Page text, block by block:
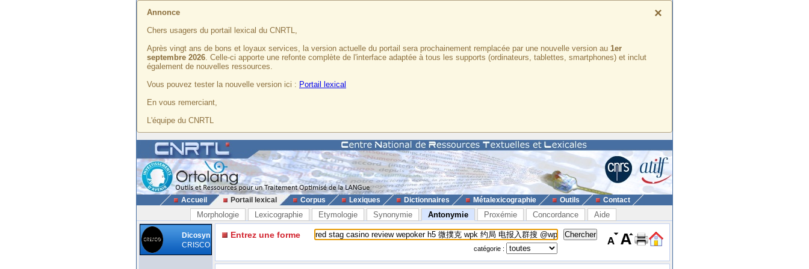
×
Annonce
Chers usagers du portail lexical du CNRTL,
Après vingt ans de bons et loyaux services, la version actuelle du portail sera prochainement remplacée par une nouvelle version au 1er
septembre 2026. Celle-ci apporte une refonte complète de l'interface adaptée à tous les supports (ordinateurs, tablettes, smartphones) et inclut
également de nouvelles ressources.
Vous pouvez tester la nouvelle version ici : Portail lexical
En vous remerciant,
L'équipe du CNRTL
Accueil Portail lexical Corpus Lexiques Dictionnaires Métalexicographie Outils Contact
Morphologie Lexicographie Etymologie Synonymie Antonymie Proxémie Concordance Aide
Dicosyn
CRISCO
Entrez une forme
catégorie :